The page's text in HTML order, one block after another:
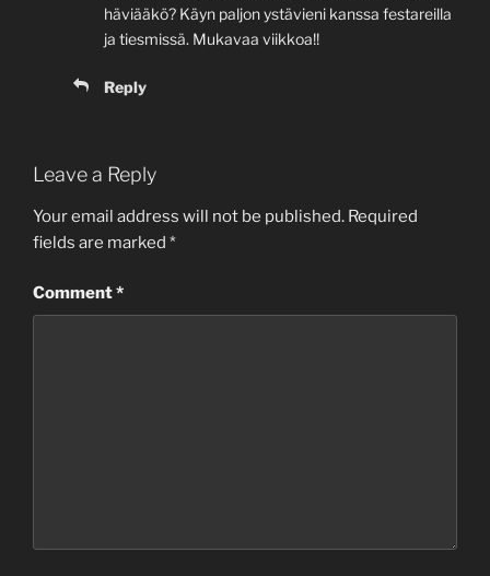
häviääkö? Käyn paljon ystävieni kanssa festareilla
ja tiesmissä. Mukavaa viikkoa!!
Reply
Leave a Reply
Your email address will not be published. Required
fields are marked *
Comment*